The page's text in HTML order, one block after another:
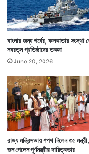
বাংলার জন্য গর্বের, কলকাতার সংস্থা
নবরত্ন প্রতিষ্ঠানের তকমা
June 20, 2026
রাজ্য মন্ত্রিসভায় শপথ নিলেন ৩৫
জন পেলেন পূর্ণমন্ত্রীর দায়িত্বভার